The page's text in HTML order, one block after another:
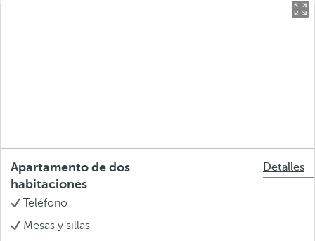
Apartamento de dos
habitaciones
Detalles
Teléfono
Mesas y sillas